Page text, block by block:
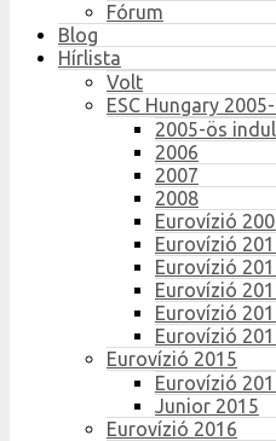
Fórum
Blog
Hírlista
Volt
ESC Hungary
2005-ös
2006
2007
2008
Eurovízió
Eurovízió
Eurovízió
Eurovízió
Eurovízió
Eurovízió
Eurovízió 2015
Eurovízió
Junior 2015
Eurovízió 2016